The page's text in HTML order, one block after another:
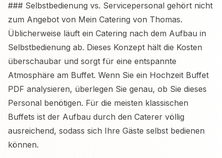
### Selbstbedienung vs. Servicepersonal gehört nicht
zum Angebot von Mein Catering von Thomas.
Üblicherweise läuft ein Catering nach dem Aufbau in
Selbstbedienung ab. Dieses Konzept hält die Kosten
überschaubar und sorgt für eine entspannte
Atmosphäre am Buffet. Wenn Sie ein Hochzeit Buffet
PDF analysieren, überlegen Sie genau, ob Sie dieses
Personal benötigen. Für die meisten klassischen
Buffets ist der Aufbau durch den Caterer völlig
ausreichend, sodass sich Ihre Gäste selbst bedienen
können.